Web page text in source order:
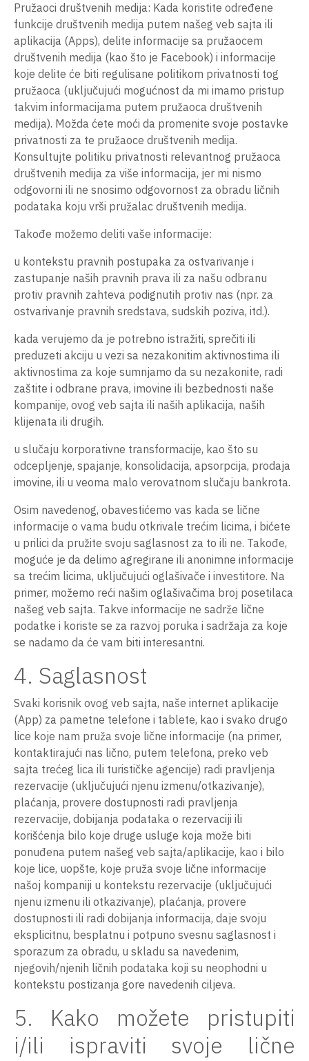
Pružaoci društvenih medija: Kada koristite određene
funkcije društvenih medija putem našeg veb sajta ili
aplikacija (Apps), delite informacije sa pružaocem
društvenih medija (kao što je Facebook) i informacije
koje delite će biti regulisane politikom privatnosti tog
pružaoca (uključujući mogućnost da mi imamo pristup
takvim informacijama putem pružaoca društvenih
medija). Možda ćete moći da promenite svoje postavke
privatnosti za te pružaoce društvenih medija.
Konsultujte politiku privatnosti relevantnog pružaoca
društvenih medija za više informacija, jer mi nismo
odgovorni ili ne snosimo odgovornost za obradu ličnih
podataka koju vrši pružalac društvenih medija.
Takođe možemo deliti vaše informacije:
u kontekstu pravnih postupaka za ostvarivanje i
zastupanje naših pravnih prava ili za našu odbranu
protiv pravnih zahteva podignutih protiv nas (npr. za
ostvarivanje pravnih sredstava, sudskih poziva, itd.).
kada verujemo da je potrebno istražiti, sprečiti ili
preduzeti akciju u vezi sa nezakonitim aktivnostima ili
aktivnostima za koje sumnjamo da su nezakonite, radi
zaštite i odbrane prava, imovine ili bezbednosti naše
kompanije, ovog veb sajta ili naših aplikacija, naših
klijenata ili drugih.
u slučaju korporativne transformacije, kao što su
odcepljenje, spajanje, konsolidacija, apsorpcija, prodaja
imovine, ili u veoma malo verovatnom slučaju bankrota.
Osim navedenog, obavestićemo vas kada se lične
informacije o vama budu otkrivale trećim licima, i bićete
u prilici da pružite svoju saglasnost za to ili ne. Takođe,
moguće je da delimo agregirane ili anonimne informacije
sa trećim licima, uključujući oglašivače i investitore. Na
primer, možemo reći našim oglašivačima broj posetilaca
našeg veb sajta. Takve informacije ne sadrže lične
podatke i koriste se za razvoj poruka i sadržaja za koje
se nadamo da će vam biti interesantni.
4. Saglasnost
Svaki korisnik ovog veb sajta, naše internet aplikacije
(App) za pametne telefone i tablete, kao i svako drugo
lice koje nam pruža svoje lične informacije (na primer,
kontaktirajući nas lično, putem telefona, preko veb
sajta trećeg lica ili turističke agencije) radi pravljenja
rezervacije (uključujući njenu izmenu/otkazivanje),
plaćanja, provere dostupnosti radi pravljenja
rezervacije, dobijanja podataka o rezervaciji ili
korišćenja bilo koje druge usluge koja može biti
ponuđena putem našeg veb sajta/aplikacije, kao i bilo
koje lice, uopšte, koje pruža svoje lične informacije
našoj kompaniji u kontekstu rezervacije (uključujući
njenu izmenu ili otkazivanje), plaćanja, provere
dostupnosti ili radi dobijanja informacija, daje svoju
eksplicitnu, besplatnu i potpuno svesnu saglasnost i
sporazum za obradu, u skladu sa navedenim,
njegovih/njenih ličnih podataka koji su neophodni u
kontekstu postizanja gore navedenih ciljeva.
5. Kako možete pristupiti
i/ili ispraviti svoje lične